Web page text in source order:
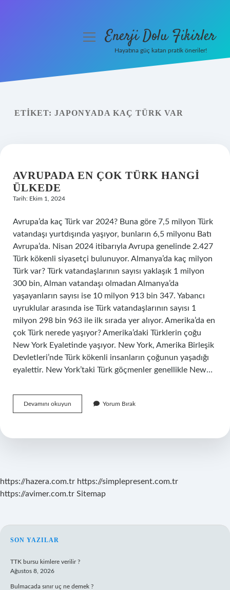
Yasal Uyarı
menüyüEnerji Dolu Fikirler
Hayatına güç katan pratik öneriler!
ETIKET: JAPONYADA KAÇ TÜRK VAR
AVRUPADA EN ÇOK TÜRK HANGI
ÜLKEDE
Tarih: Ekim 1, 2024
Avrupa’da kaç Türk var 2024? Buna göre 7,5 milyon Türk
vatandaşı yurtdışında yaşıyor, bunların 6,5 milyonu Batı
Avrupa’da. Nisan 2024 itibarıyla Avrupa genelinde 2.427
Türk kökenli siyasetçi bulunuyor. Almanya’da kaç milyon
Türk var? Türk vatandaşlarının sayısı yaklaşık 1 milyon
300 bin, Alman vatandaşı olmadan Almanya’da
yaşayanların sayısı ise 10 milyon 913 bin 347. Yabancı
uyruklular arasında ise Türk vatandaşlarının sayısı 1
milyon 298 bin 963 ile ilk sırada yer alıyor. Amerika’da en
çok Türk nerede yaşıyor? Amerika’daki Türklerin çoğu
New York Eyaletinde yaşıyor. New York, Amerika Birleşik
Devletleri’nde Türk kökenli insanların çoğunun yaşadığı
eyalettir. New York’taki Türk göçmenler genellikle New…
Devamını okuyun Avrupada
En
Hangi
Yorum Bırak
https://hazera.com.tr https://simplepresent.com.tr
https://avimer.com.tr Sitemap
SIDEBAR
SON YAZILAR
TTK bursu kimlere verilir ?
Ağustos 8, 2026
Bulmacada sınır uç ne demek ?